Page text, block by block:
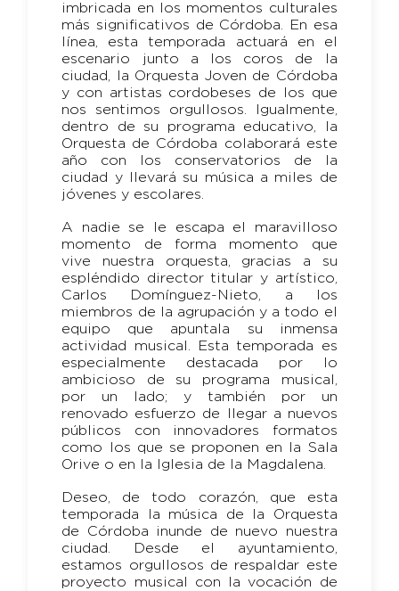
imbricada en los momentos culturales
más significativos de Córdoba. En esa
línea, esta temporada actuará en el
escenario junto a los coros de la
ciudad, la Orquesta Joven de Córdoba
y con artistas cordobeses de los que
nos sentimos orgullosos. Igualmente,
dentro de su programa educativo, la
Orquesta de Córdoba colaborará este
año con los conservatorios de la
ciudad y llevará su música a miles de
jóvenes y escolares.
A nadie se le escapa el maravilloso
momento de forma momento que
vive nuestra orquesta, gracias a su
espléndido director titular y artístico,
Carlos Domínguez-Nieto, a los
miembros de la agrupación y a todo el
equipo que apuntala su inmensa
actividad musical. Esta temporada es
especialmente destacada por lo
ambicioso de su programa musical,
por un lado; y también por un
renovado esfuerzo de llegar a nuevos
públicos con innovadores formatos
como los que se proponen en la Sala
Orive o en la Iglesia de la Magdalena.
Deseo, de todo corazón, que esta
temporada la música de la Orquesta
de Córdoba inunde de nuevo nuestra
ciudad. Desde el ayuntamiento,
estamos orgullosos de respaldar este
proyecto musical con la vocación de